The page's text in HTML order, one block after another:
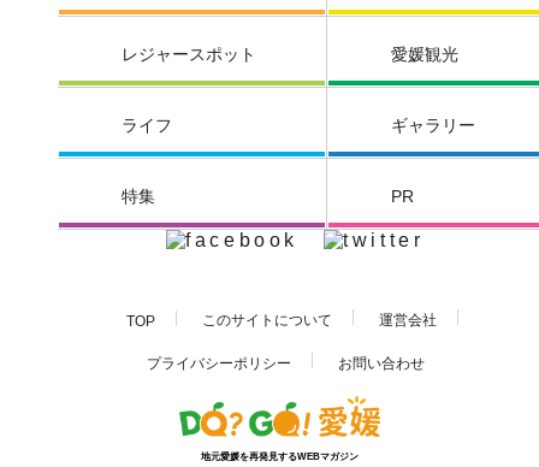
レジャースポット 愛媛観光
ライフ ギャラリー
特集 PR
TOP このサイトについて 運営会社
プライバシーポリシー お問い合わせ
地元愛媛を再発見するWEBマガジン